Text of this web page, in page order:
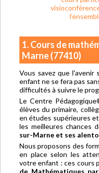
1. Cours de
Marne (77410)
Vous savez que l'avenir
enfant ne se fera pas
difficultés à suivre le
Le Centre
élèves du primaire,
en études supérieures
les meilleures chances
sur-Marne et ses
Nous proposons des
en place selon les
votre enfant : ces cours
de Mathématiques